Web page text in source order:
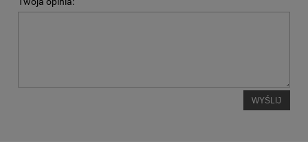
WYŚLIJ